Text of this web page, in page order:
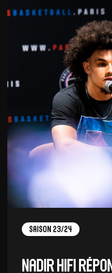
Saison 23/24
Nadir Hifi